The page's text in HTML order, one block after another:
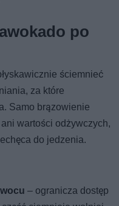
po
ściemnieć
za które
Samo brązowienie
wartości odżywczych,
do jedzenia.
– ogranicza dostęp